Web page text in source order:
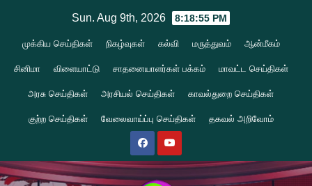
content
Sun. Aug 9th, 2026 8:18:56 PM
முக்கிய செய்திகள் நிகழ்வுகள் கல்வி மருத்துவம் ஆன்மீகம்
சினிமா விளையாட்டு சாதனையாளர்கள் பக்கம் மாவட்ட செய்திகள்
அரசு செய்திகள் அரசியல் செய்திகள் காவல்துறை செய்திகள்
குற்ற செய்திகள் வேலைவாய்ப்பு செய்திகள் தகவல் அறிவோம்